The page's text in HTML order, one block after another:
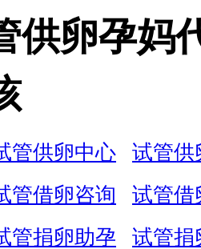
供卵孕妈
管供卵中心
试管供
管借卵咨询
试管借
管捐卵助孕
试管捐